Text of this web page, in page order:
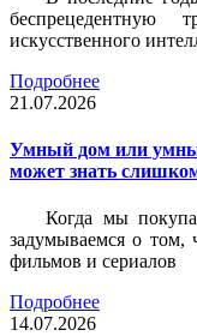
беспрецедентную
искусственного
Подробнее
21.07.2026
Умный дом или
может знать
Когда мы
задумываемся о том,
фильмов и сериалов
Подробнее
14.07.2026